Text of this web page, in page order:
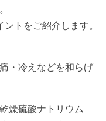
トをご紹介します。
・冷えなどを和らげ
燥硫酸ナトリウム